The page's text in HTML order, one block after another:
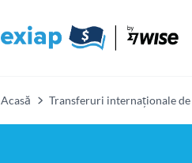
Acasă Transferuri internaționale de